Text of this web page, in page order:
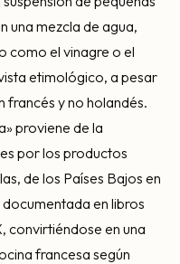
una mezcla de agua,
como el vinagre o el
etimológico, a pesar
francés y no holandés.
proviene de la
por los productos
de los Países Bajos en
en libros
convirtiéndose en una
francesa según